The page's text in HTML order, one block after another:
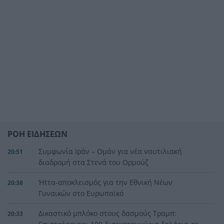
ΡΟΗ ΕΙΔΗΣΕΩΝ
20:51
Συμφωνία Ιράν – Ομάν για νέα ναυτιλιακή
διαδρομή στα Στενά του Ορμούζ
20:38
Ήττα-αποκλεισμός για την Εθνική Nέων
Γυναικών στο Ευρωπαϊκό
20:33
Δικαστικό μπλόκο στους δασμούς Τραμπ: